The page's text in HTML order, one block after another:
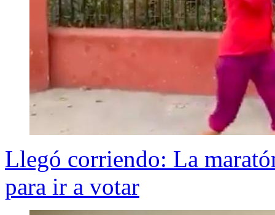
Llegó corriendo: La
para ir a votar